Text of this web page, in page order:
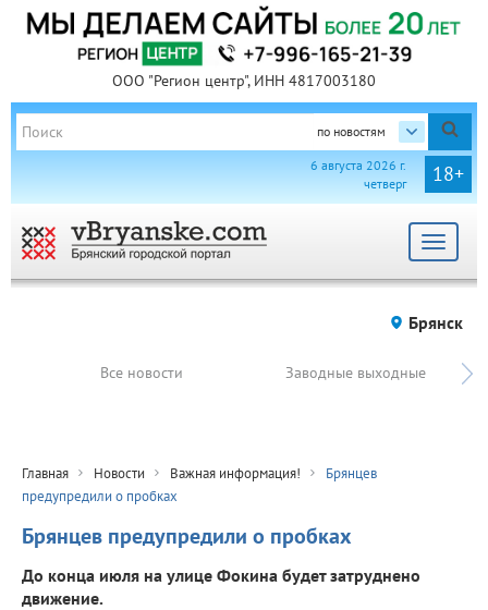
ООО "Регион центр", ИНН 4817003180
по новостям
18+
6 августа 2026 г.
четверг
Toggle
Брянск
Все новости Заводные выходные
Главная Новости Важная информация!
Брянцев
предупредили о пробках
Брянцев предупредили о пробках
До конца июля на улице Фокина будет затруднено
движение.